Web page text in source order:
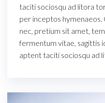
taciti sociosqu ad litora
per inceptos hymenaeos.
nec, pretium sit amet,
fermentum vitae, sagittis
aptent taciti sociosqu ad